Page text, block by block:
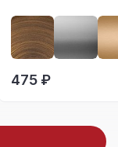
475 ₽